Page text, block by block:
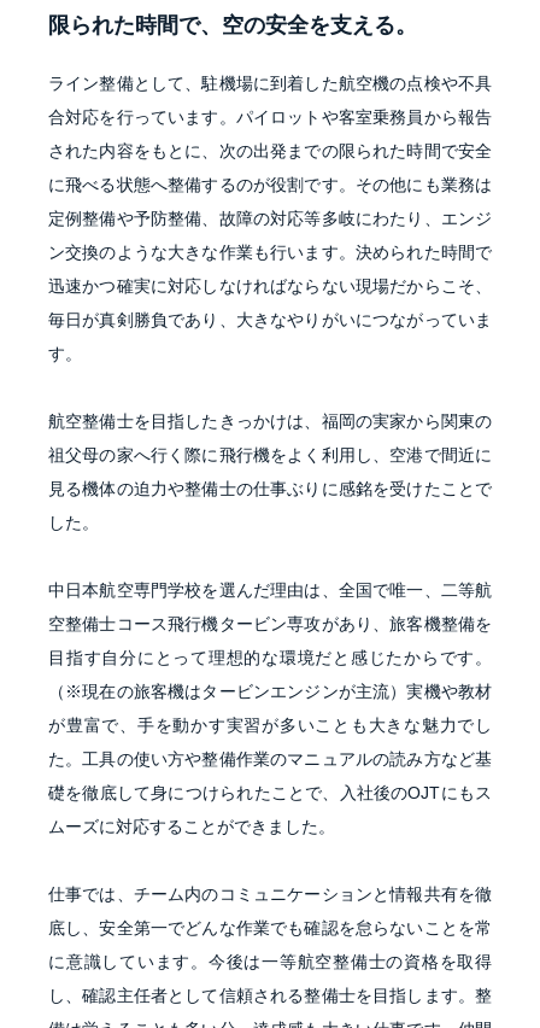
限られた時間で、空の安全を支える。
ライン整備として、駐機場に到着した航空機の点検や不具
合対応を行っています。パイロットや客室乗務員から報告
された内容をもとに、次の出発までの限られた時間で安全
に飛べる状態へ整備するのが役割です。その他にも業務は
定例整備や予防整備、故障の対応等多岐にわたり、エンジ
ン交換のような大きな作業も行います。決められた時間で
迅速かつ確実に対応しなければならない現場だからこそ、
毎日が真剣勝負であり、大きなやりがいにつながっていま
す。
航空整備士を目指したきっかけは、福岡の実家から関東の
祖父母の家へ行く際に飛行機をよく利用し、空港で間近に
見る機体の迫力や整備士の仕事ぶりに感銘を受けたことで
した。
中日本航空専門学校を選んだ理由は、全国で唯一、二等航
空整備士コース飛行機タービン専攻があり、旅客機整備を
目指す自分にとって理想的な環境だと感じたからです。
（※現在の旅客機はタービンエンジンが主流）実機や教材
が豊富で、手を動かす実習が多いことも大きな魅力でし
た。工具の使い方や整備作業のマニュアルの読み方など基
礎を徹底して身につけられたことで、入社後のOJTにもス
ムーズに対応することができました。
仕事では、チーム内のコミュニケーションと情報共有を徹
底し、安全第一でどんな作業でも確認を怠らないことを常
に意識しています。今後は一等航空整備士の資格を取得
し、確認主任者として信頼される整備士を目指します。整